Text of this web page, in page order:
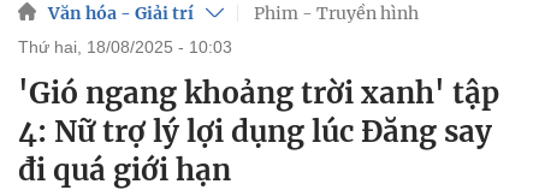
Văn hóa - Giải trí Phim - Truyền hình
thứ hai, 18/08/2025 - 10:03
'Gió ngang khoảng trời xanh' tập
4: Nữ trợ lý lợi dụng lúc Đăng say
đi quá giới hạn